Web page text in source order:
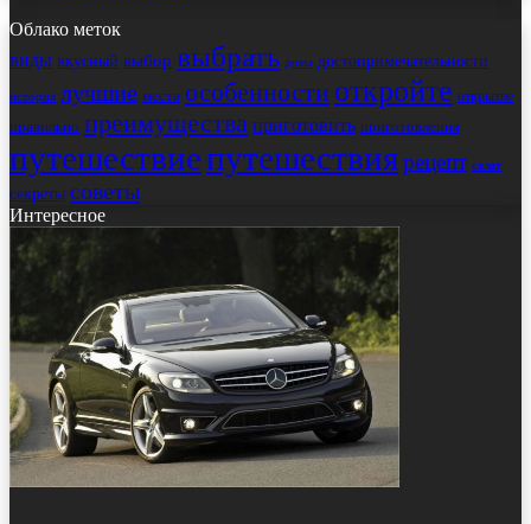
Облако меток
виды вкусный выбор выбрать дома достопримечательности
история лучшие места особенности откройте открытие
правильно преимущества приготовить приготовления
путешествиепутешествиярецепт салат
секреты советы
Интересное